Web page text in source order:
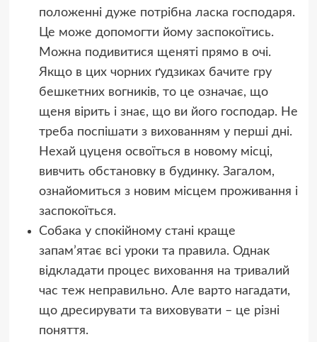
положенні дуже потрібна ласка господаря.
Це може допомогти йому заспокоїтись.
Можна подивитися щеняті прямо в очі.
Якщо в цих чорних ґудзиках бачите гру
бешкетних вогників, то це означає, що
щеня вірить і знає, що ви його господар. Не
треба поспішати з вихованням у перші дні.
Нехай цуценя освоїться в новому місці,
вивчить обстановку в будинку. Загалом,
ознайомиться з новим місцем проживання і
заспокоїться.
Собака у спокійному стані краще
запам’ятає всі уроки та правила. Однак
відкладати процес виховання на тривалий
час теж неправильно. Але варто нагадати,
що дресирувати та виховувати – це різні
поняття.